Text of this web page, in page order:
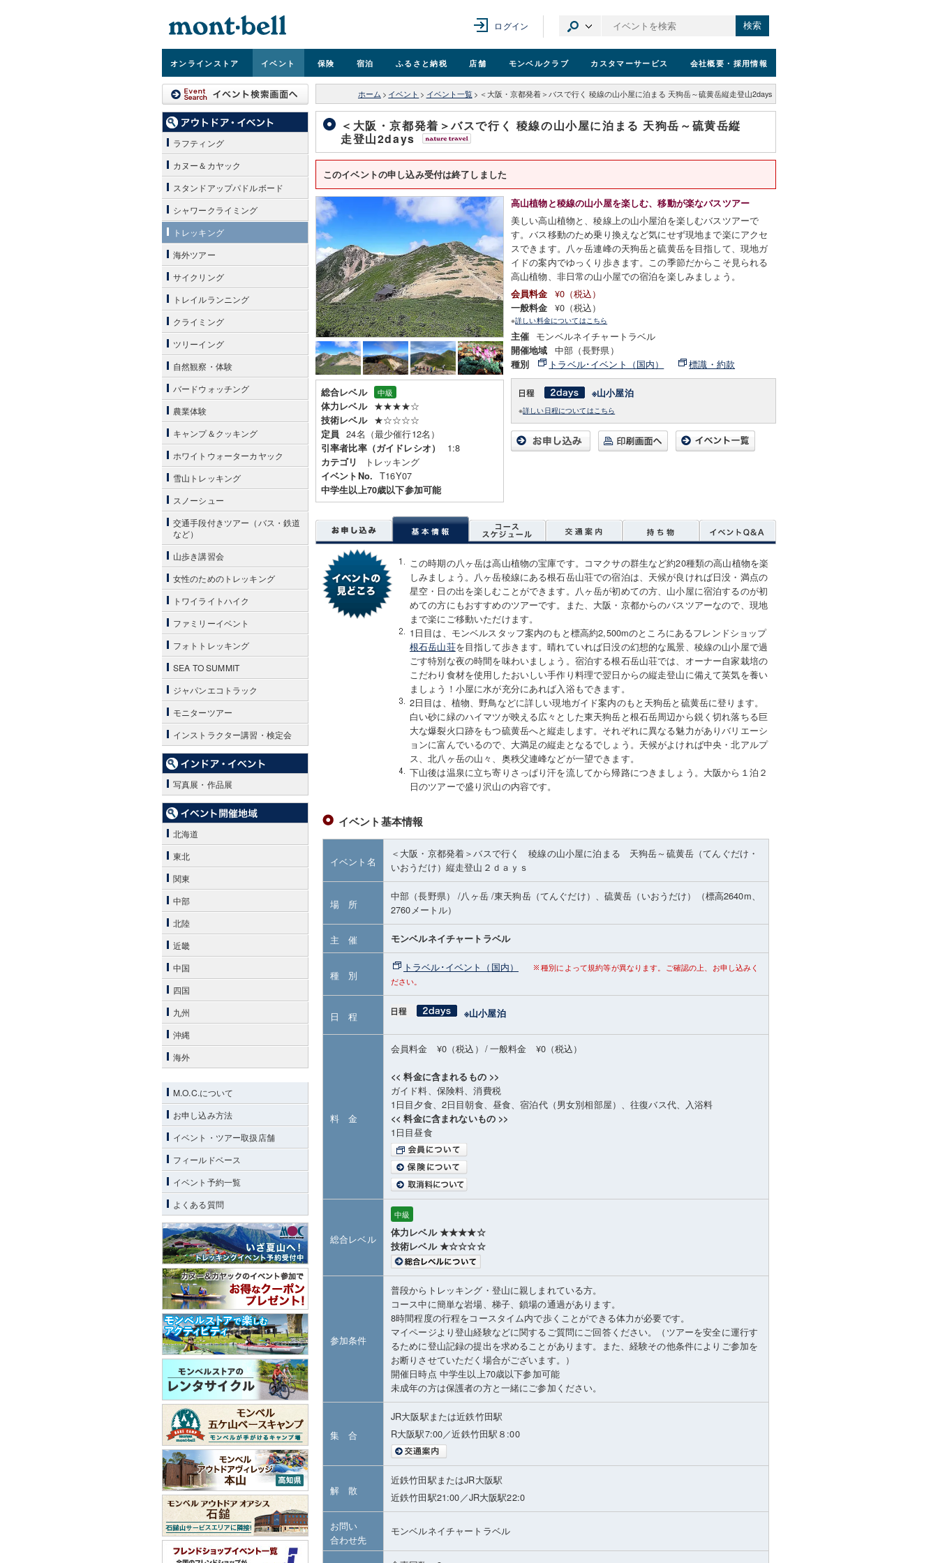
ログイン 検索
オンラインストア イベント 保険 宿泊 ふるさと納税 店舗 モンベルクラブ カスタマーサービス 会社概要 ・採用情報
ホーム > イベント > イベント一覧 > ＜大阪・京都発着＞バスで行く 稜線の山小屋に泊まる 天狗岳～硫黄岳縦走登山2days
＜大阪・京都発着＞バスで行く 稜線の山小屋に泊まる 天狗岳～硫黄岳縦
走登山2days
このイベントの申し込み受付は終了しました
総合レベル 中級
体力レベル ★★★★☆
技術レベル ★☆☆☆☆
定員 24名（最少催行12名）
引率者比率（ガイドレシオ） 1:8
カテゴリ トレッキング
イベントNo. T16Y07
中学生以上70歳以下参加可能
高山植物と稜線の山小屋を楽しむ、移動が楽なバスツアー
美しい高山植物と、稜線上の山小屋泊を楽しむバスツアーで
す。バス移動のため乗り換えなど気にせず現地まで楽にアクセ
スできます。八ヶ岳連峰の天狗岳と硫黄岳を目指して、現地ガ
イドの案内でゆっくり歩きます。この季節だからこそ見られる
高山植物、非日常の山小屋での宿泊を楽しみましょう。
会員料金 ¥0（税込）
一般料金 ¥0（税込）
※詳しい料金についてはこちら
主催 モンベルネイチャートラベル
開催地域 中部（長野県）
種別 トラベル･イベント（国内） 標識・約款
※山小屋泊
※詳しい日程についてはこちら
この時期の八ヶ岳は高山植物の宝庫です。コマクサの群生など約20種類の高山植物を楽
しみましょう。八ヶ岳稜線にある根石岳山荘での宿泊は、天候が良ければ日没・満点の
星空・日の出を楽しむことができます。八ヶ岳が初めての方、山小屋に宿泊するのが初
めての方にもおすすめのツアーです。また、大阪・京都からのバスツアーなので、現地
まで楽にご移動いただけます。
1日目は、モンベルスタッフ案内のもと標高約2,500mのところにあるフレンドショップ
根石岳山荘を目指して歩きます。晴れていれば日没の幻想的な風景、稜線の山小屋で過
ごす特別な夜の時間を味わいましょう。宿泊する根石岳山荘では、オーナー自家栽培の
こだわり食材を使用したおいしい手作り料理で翌日からの縦走登山に備えて英気を養い
ましょう！小屋に水が充分にあれば入浴もできます。
2日目は、植物、野鳥などに詳しい現地ガイド案内のもと天狗岳と硫黄岳に登ります。
白い砂に緑のハイマツが映える広々とした東天狗岳と根石岳周辺から鋭く切れ落ちる巨
大な爆裂火口跡をもつ硫黄岳へと縦走します。それぞれに異なる魅力がありバリエーシ
ョンに富んでいるので、大満足の縦走となるでしょう。天候がよければ中央・北アルプ
ス、北八ヶ岳の山々、奥秩父連峰などが一望できます。
下山後は温泉に立ち寄りさっぱり汗を流してから帰路につきましょう。大阪から１泊２
日のツアーで盛り沢山の内容です。
イベント基本情報
イベント名
＜大阪・京都発着＞バスで行く 稜線の山小屋に泊まる 天狗岳～硫黄岳（てんぐだけ・
いおうだけ）縦走登山２ｄａｙｓ
場 所
中部（長野県） /八ヶ岳/東天狗岳（てんぐだけ）、硫黄岳（いおうだけ）
（標高2640m、
2760メートル）
主 催 モンベルネイチャートラベル
種 別
トラベル･イベント（国内）
種別によって規約等が異なります。ご確認の上、お申し込みく
ださい。
日 程 ※山小屋泊
料 金
会員料金 ¥0（税込） /一般料金 ¥0（税込）
<< 料金に含まれるもの >>
ガイド料、保険料、消費税
1日目夕食、2日目朝食、昼食、宿泊代（男女別相部屋）、往復バス代、入浴料
<< 料金に含まれないもの >>
1日目昼食
総合レベル
中級
体力レベル ★★★★☆
技術レベル ★☆☆☆☆
参加条件
普段からトレッキング・登山に親しまれている方。
コース中に簡単な岩場、梯子、鎖場の通過があります。
8時間程度の行程をコースタイム内で歩くことができる体力が必要です。
マイページより登山経験などに関するご質問にご回答ください。（ツアーを安全に運行す
るために登山記録の提出を求めることがあります。また、経験その他条件によりご参加を
お断りさせていただく場合がございます。）
開催日時点 中学生以上70歳以下参加可能
未成年の方は保護者の方と一緒にご参加ください。
集 合
JR大阪駅または近鉄竹田駅
R大阪駅7:00／近鉄竹田駅８:00
解 散
近鉄竹田駅またはJR大阪駅
近鉄竹田駅21:00／JR大阪駅22:0
お問い
合わせ先
モンベルネイチャートラベル
ラフティング
カヌー＆カヤック
スタンドアップパドルボード
シャワークライミング
トレッキング
海外ツアー
サイクリング
トレイルランニング
クライミング
ツリーイング
自然観察・体験
バードウォッチング
農業体験
キャンプ＆クッキング
ホワイトウォーターカヤック
雪山トレッキング
スノーシュー
交通手段付きツアー（バス・鉄道
など）
山歩き講習会
女性のためのトレッキング
トワイライトハイク
ファミリーイベント
フォトトレッキング
SEA TO SUMMIT
ジャパンエコトラック
モニターツアー
インストラクター講習・検定会
写真展・作品展
北海道
東北
関東
中部
北陸
近畿
中国
四国
九州
沖縄
海外
M.O.C.について
お申し込み方法
イベント・ツアー取扱店舗
フィールドベース
イベント予約一覧
よくある質問